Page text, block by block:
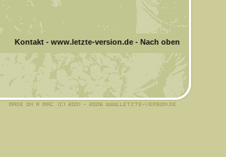
Kontakt- www.letzte-version.de- Nach oben